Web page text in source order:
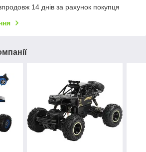
14 днів за рахунок покупця